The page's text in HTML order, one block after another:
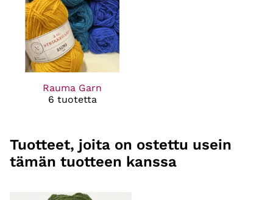
Rauma Garn
6 tuotetta
Tuotteet, joita on ostettu usein
tämän tuotteen kanssa